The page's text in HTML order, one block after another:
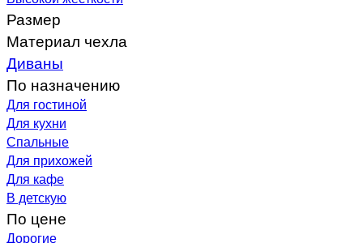
Размер
Материал чехла
Диваны
По назначению
Для гостиной
Для кухни
Спальные
Для прихожей
Для кафе
В детскую
По цене
Дорогие